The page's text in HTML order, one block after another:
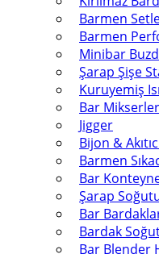
Barmen
Barmen
Minibar
Şarap Şişe
Kuruyemiş
Bar
Jigger
Bijon &
Barmen
Bar
Şarap
Bar
Bardak
Bar Blender